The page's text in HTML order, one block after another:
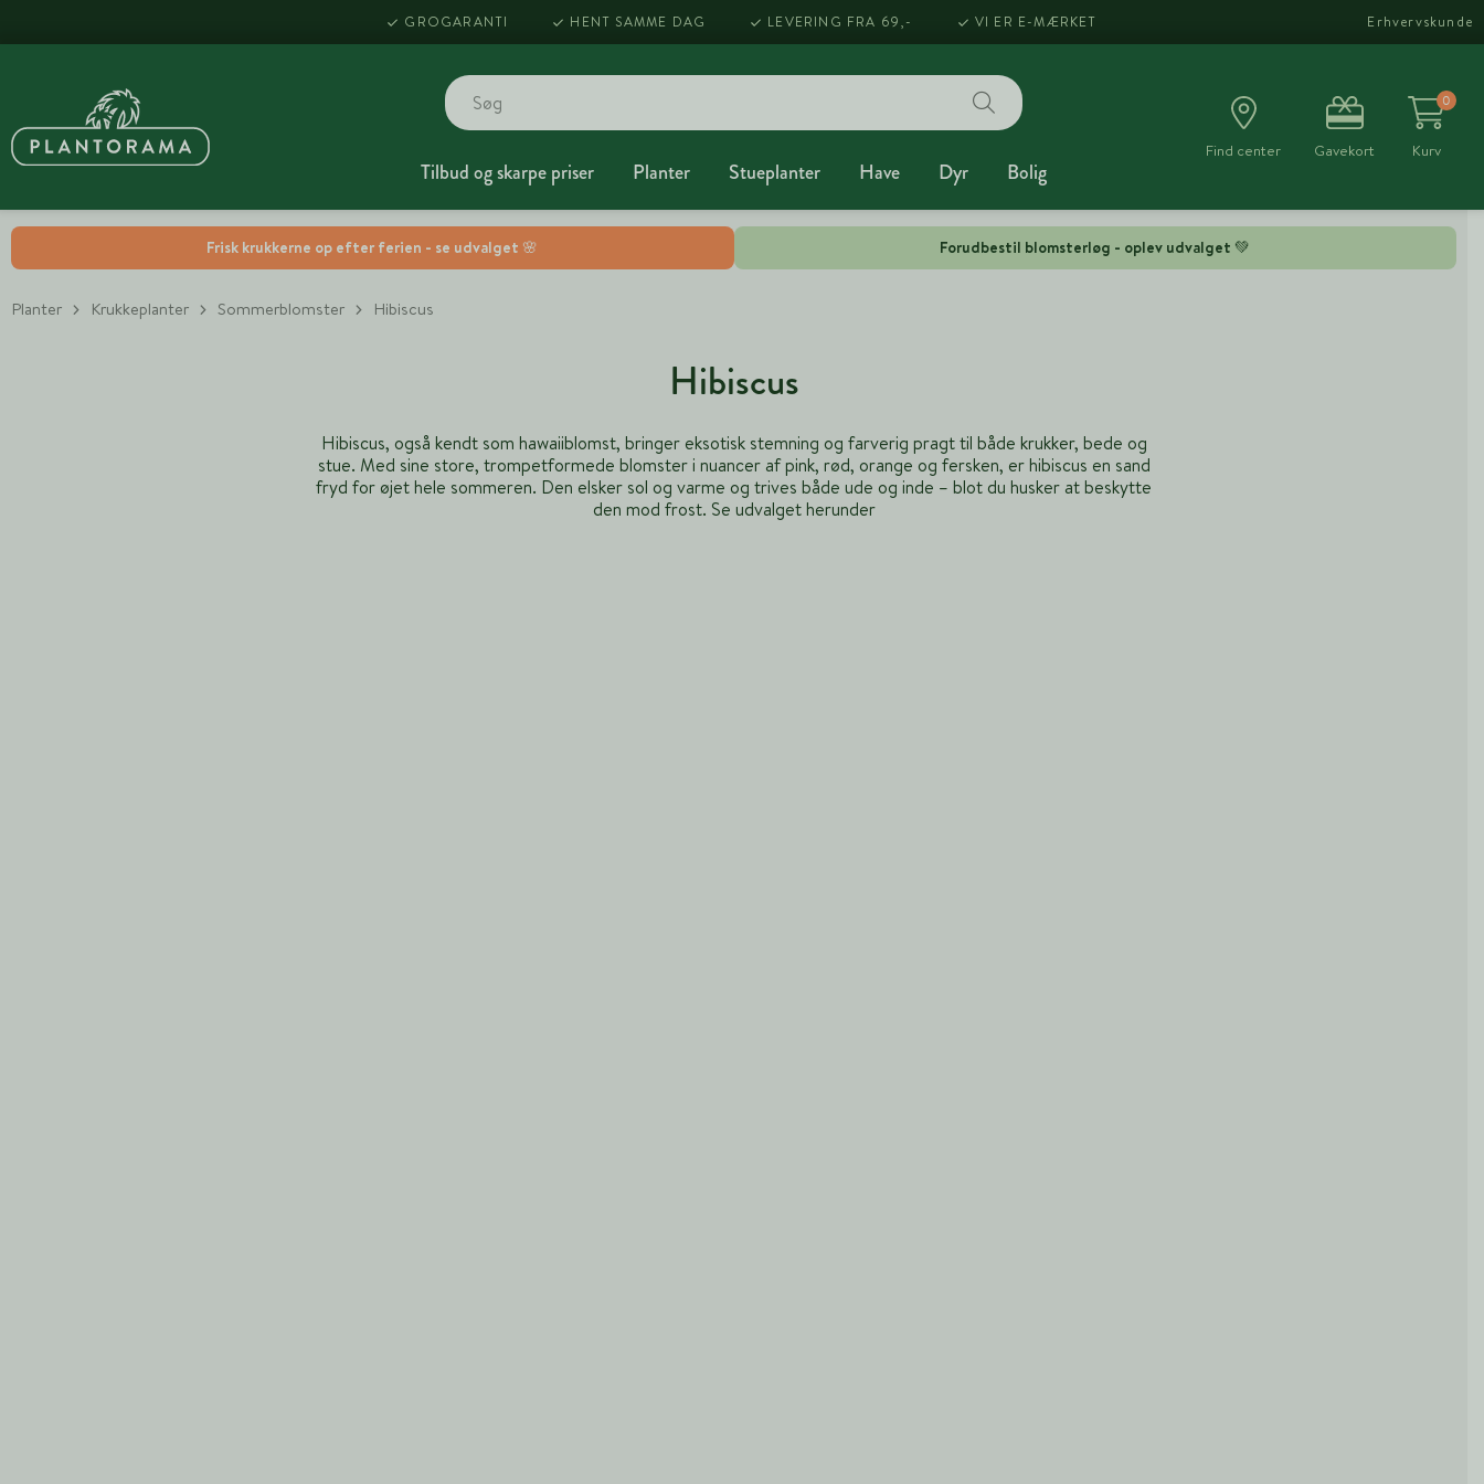
Frisk krukkerne op efter ferien - se udvalget 🌸 Forudbestil blomsterløg - oplev udvalget 💚
GROGARANTI HENT SAMME DAG LEVERING FRA 69,- VI ER E-MÆRKET Erhvervskunde
Tilbud og skarpe priser Planter Stueplanter Have Dyr Bolig
Find center Gavekort
0
Kurv
Planter Krukkeplanter Sommerblomster Hibiscus
Hibiscus
Hibiscus, også kendt som hawaiiblomst, bringer eksotisk stemning og farverig pragt til både krukker, bede og
stue. Med sine store, trompetformede blomster i nuancer af pink, rød, orange og fersken, er hibiscus en sand
fryd for øjet hele sommeren. Den elsker sol og varme og trives både ude og inde – blot du husker at beskytte
den mod frost. Se udvalget herunder